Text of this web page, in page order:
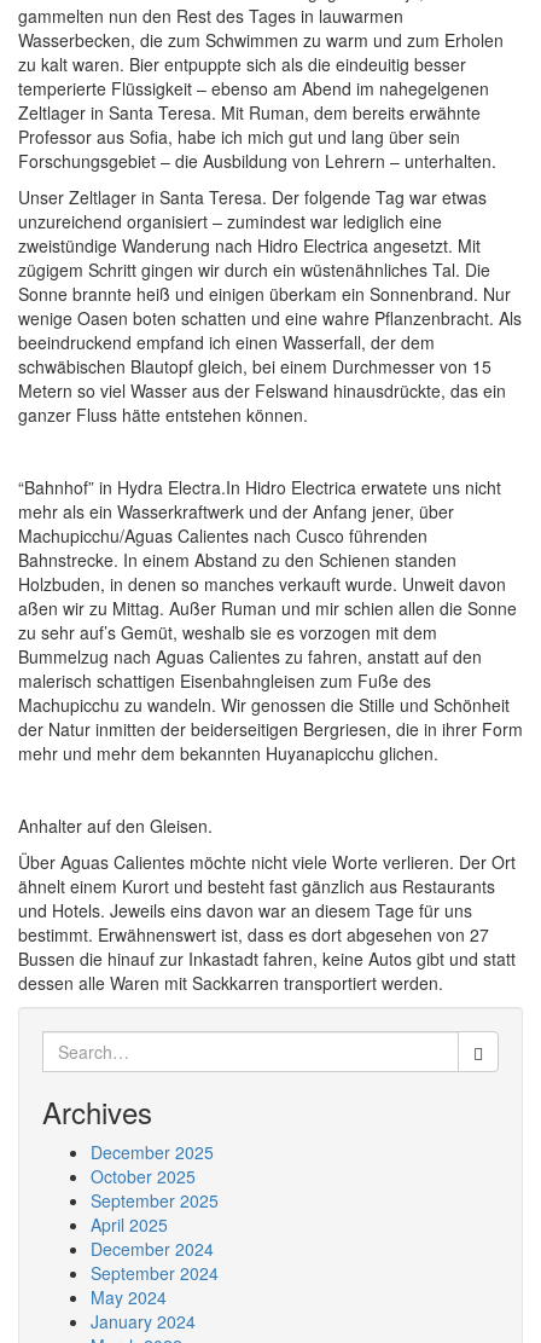
gammelten nun den Rest des Tages in lauwarmen
Wasserbecken, die zum Schwimmen zu warm und zum Erholen
zu kalt waren. Bier entpuppte sich als die eindeuitig besser
temperierte Flüssigkeit – ebenso am Abend im nahegelgenen
Zeltlager in Santa Teresa. Mit Ruman, dem bereits erwähnte
Professor aus Sofia, habe ich mich gut und lang über sein
Forschungsgebiet – die Ausbildung von Lehrern – unterhalten.
Unser Zeltlager in Santa Teresa. Der folgende Tag war etwas
unzureichend organisiert – zumindest war lediglich eine
zweistündige Wanderung nach Hidro Electrica angesetzt. Mit
zügigem Schritt gingen wir durch ein wüstenähnliches Tal. Die
Sonne brannte heiß und einigen überkam ein Sonnenbrand. Nur
wenige Oasen boten schatten und eine wahre Pflanzenbracht. Als
beeindruckend empfand ich einen Wasserfall, der dem
schwäbischen Blautopf gleich, bei einem Durchmesser von 15
Metern so viel Wasser aus der Felswand hinausdrückte, das ein
ganzer Fluss hätte entstehen können.
“Bahnhof” in Hydra Electra.In Hidro Electrica erwatete uns nicht
mehr als ein Wasserkraftwerk und der Anfang jener, über
Machupicchu/Aguas Calientes nach Cusco führenden
Bahnstrecke. In einem Abstand zu den Schienen standen
Holzbuden, in denen so manches verkauft wurde. Unweit davon
aßen wir zu Mittag. Außer Ruman und mir schien allen die Sonne
zu sehr auf’s Gemüt, weshalb sie es vorzogen mit dem
Bummelzug nach Aguas Calientes zu fahren, anstatt auf den
malerisch schattigen Eisenbahngleisen zum Fuße des
Machupicchu zu wandeln. Wir genossen die Stille und Schönheit
der Natur inmitten der beiderseitigen Bergriesen, die in ihrer Form
mehr und mehr dem bekannten Huyanapicchu glichen.
Anhalter auf den Gleisen.
Über Aguas Calientes möchte nicht viele Worte verlieren. Der Ort
ähnelt einem Kurort und besteht fast gänzlich aus Restaurants
und Hotels. Jeweils eins davon war an diesem Tage für uns
bestimmt. Erwähnenswert ist, dass es dort abgesehen von 27
Bussen die hinauf zur Inkastadt fahren, keine Autos gibt und statt
dessen alle Waren mit Sackkarren transportiert werden.
Search
for:
Archives
December 2025
October 2025
September 2025
April 2025
December 2024
September 2024
May 2024
January 2024